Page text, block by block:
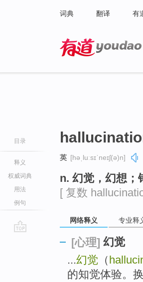
词典 翻译 有
目录
释义
权威词典
用法
例句
英 [həˌluːsɪˈneɪʃ(ə)n]
n. 幻觉，幻想；
[ 复数
网络释义 专业释
[心理] 幻觉
...幻觉 （
的知觉体验。